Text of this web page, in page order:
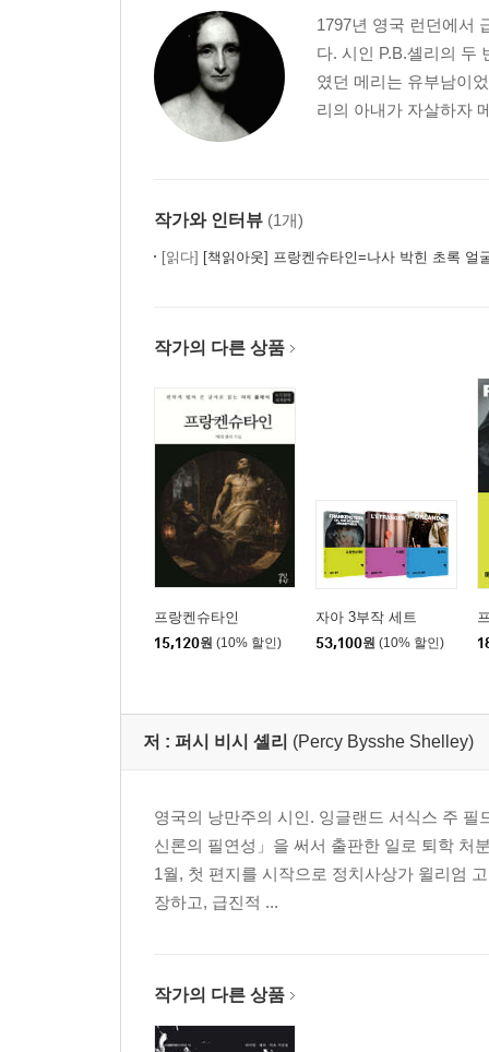
1797년 영국 런던에서
다. 시인 P.B.셸리의 두
였던 메리는 유부남이
리의 아내가 자살하자
작가와 인터뷰 (1개)
[읽다] [책읽아웃] 프랑켄슈타인=나사 박힌 초록 얼
작가의 다른 상품
프랑켄슈타인
15,120원 (10% 할인)
자아 3부작 세트
53,100원 (10% 할인)
저 : 퍼시 비시 셸리 (Percy Bysshe Shelley)
영국의 낭만주의 시인. 잉글랜드 서식스 주
신론의 필연성」을 써서 출판한 일로 퇴학 처
1월, 첫 편지를 시작으로 정치사상가 윌리엄
장하고, 급진적 ...
작가의 다른 상품